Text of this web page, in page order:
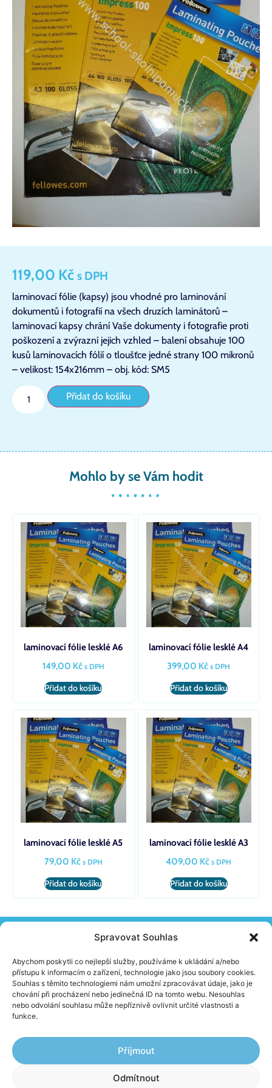
Spravovat Souhlas
Abychom poskytli co nejlepší služby, používáme k ukládání a/nebo
přístupu k informacím o zařízení, technologie jako jsou soubory cookies.
Souhlas s těmito technologiemi nám umožní zpracovávat údaje, jako je
chování při procházení nebo jedinečná ID na tomto webu. Nesouhlas
nebo odvolání souhlasu může nepříznivě ovlivnit určité vlastnosti a
funkce.
Příjmout
Odmítnout
119,00 Kč s DPH
laminovací fólie (kapsy) jsou vhodné pro laminování
dokumentů i fotografií na všech druzích laminátorů –
laminovací kapsy chrání Vaše dokumenty i fotografie proti
poškození a zvýrazní jejich vzhled – balení obsahuje 100
kusů laminovacích fólií o tloušťce jedné strany 100 mikronů
– velikost: 154x216mm – obj. kód: SM5
Přidat do košíku
Mohlo by se Vám hodit
laminovací fólie lesklé A6
149,00 Kč s DPH
Přidat do košíku
laminovací fólie lesklé A4
399,00 Kč s DPH
Přidat do košíku
laminovací fólie lesklé A5
79,00 Kč s DPH
Přidat do košíku
laminovací fólie lesklé A3
409,00 Kč s DPH
Přidat do košíku
(+420) 603 230 152
info@school-skolnipomucky.cz
O FIRMĚ
Aktuality
Ochrana osobních údajů